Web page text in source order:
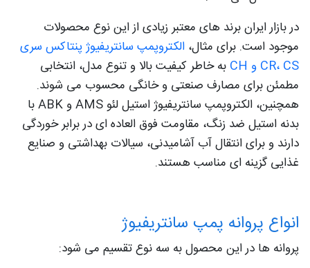
در بازار ایران برند های معتبر زیادی از این نوع محصولات
موجود است. برای مثال، الکتروپمپ سانتریفیوژ پنتاکس سری
CR، CS و CH
به خاطر کیفیت بالا و تنوع مدل، انتخابی
مطمئن برای مصارف صنعتی و خانگی محسوب می‌ شوند.
همچنین، الکتروپمپ سانتریفیوژ استیل لئو AMS و ABK با
بدنه استیل ضد زنگ، مقاومت فوق‌ العاده‌ ای در برابر خوردگی
دارند و برای انتقال آب آشامیدنی، سیالات بهداشتی و صنایع
غذایی گزینه‌ ای مناسب هستند.
انواع پروانه پمپ سانتریفیوژ
پروانه ها در این محصول به سه نوع تقسیم می شود: